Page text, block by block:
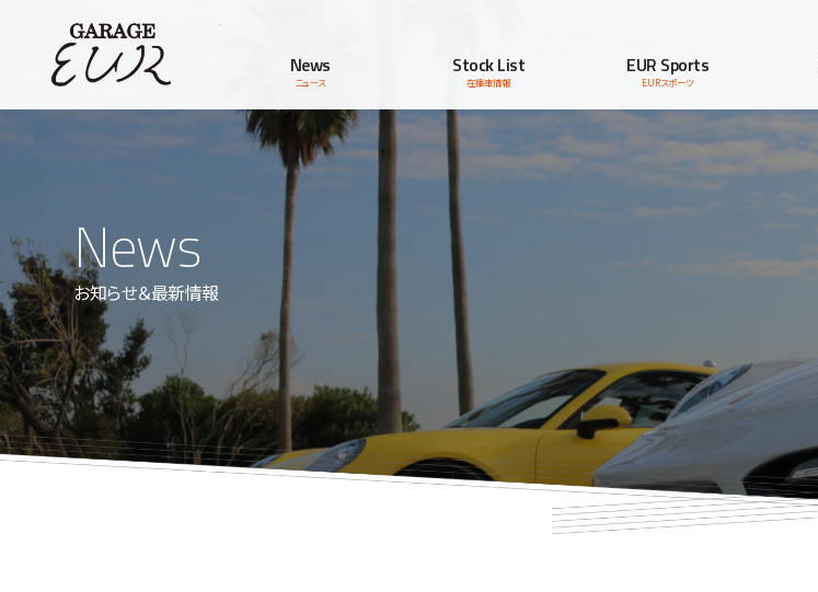
News
ニュース
Stock List
在庫車情報
EUR Sports
EURスポーツ
News
お知らせ＆最新情報